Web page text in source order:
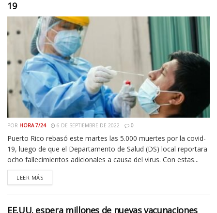
19
POR HORA 7/24 6 DE SEPTIEMBRE DE 2022 0
Puerto Rico rebasó este martes las 5.000 muertes por la covid-
19, luego de que el Departamento de Salud (DS) local reportara
ocho fallecimientos adicionales a causa del virus. Con estas...
LEER MÁS
EE.UU. espera millones de nuevas vacunaciones